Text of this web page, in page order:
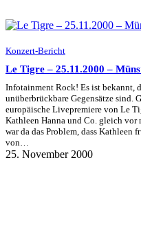
Konzert-Bericht
Le Tigre – 25.11.2000 –
Infotainment Rock! Es ist bekannt,
unüberbrückbare Gegensätze sind.
europäische Livepremiere von Le
Kathleen Hanna und Co. gleich vor
war da das Problem, dass Kathleen
von…
25. November 2000